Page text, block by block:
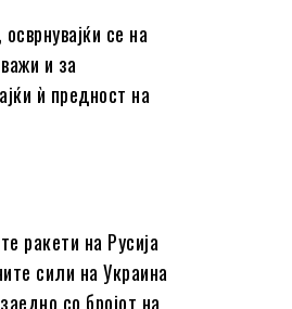
се на
и за
ѝ предност на
ракети на Русија
сили на Украина
со бројот на